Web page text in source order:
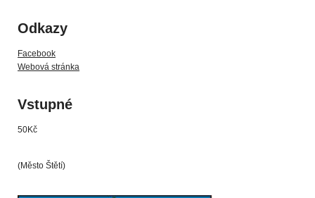
Odkazy
Facebook
Webová stránka
Vstupné
50Kč
(Město Štětí)